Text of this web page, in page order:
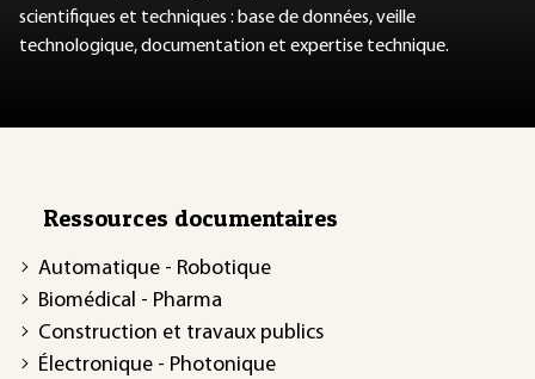
scientifiques et techniques : base de données, veille
technologique, documentation et expertise technique.
Ressources documentaires
Automatique - Robotique
Biomédical - Pharma
Construction et travaux publics
Électronique - Photonique